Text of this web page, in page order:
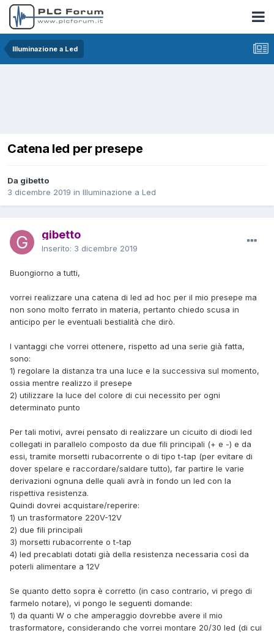
Illuminazione a Led
Catena led per presepe
Da gibetto
3 dicembre 2019 in Illuminazione a Led
gibetto
Inserito: 3 dicembre 2019
Buongiorno a tutti,
vorrei realizzare una catena di led ad hoc per il mio presepe ma
non sono molto ferrato in materia, pertanto chiedo scusa in
anticipo per le eventuali bestialità che dirò.
I vantaggi che vorrei ottenere, rispetto ad una serie già fatta,
sono:
1) regolare la distanza tra una luce e la successiva sul momento,
ossia mentre realizzo il presepe
2) utilizzare la luce del colore di cui necessito per ogni
determinato punto
Per tali motivi, avrei pensato di realizzare un cicuito di diodi led
collegati in parallelo composto da due fili principali (+ e -) e da
essi, tramite morsetti rubacorrente o di tipo t-tap (per evitare di
dover spelare e raccordare/saldare tutto), far partire le varie
derivazioni ognuna delle quali avrà in fondo un led con la
rispettiva resistenza.
Quindi dovrei acquistare/reperire:
1) un trasformatore 220V-12V
2) due fili principali
3) morsetti rubacorrente o t-tap
4) led precablati dotati già della resistenza necessaria così da
poterli alimentare a 12V
Se quanto detto sopra è corretto (in caso contrario, vi prego di
farmelo notare), vi pongo le seguenti domande:
1) da quanti W o che amperaggio dovrebbe avere il mio
trasformatore, considerando che vorrei montare 20/30 led (di cui